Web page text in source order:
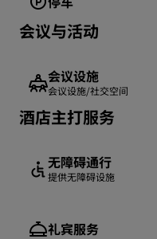
会议与活动
会议设施
会议设施/社交空间
酒店主打服务
无障碍通行
提供无障碍设施
礼宾服务